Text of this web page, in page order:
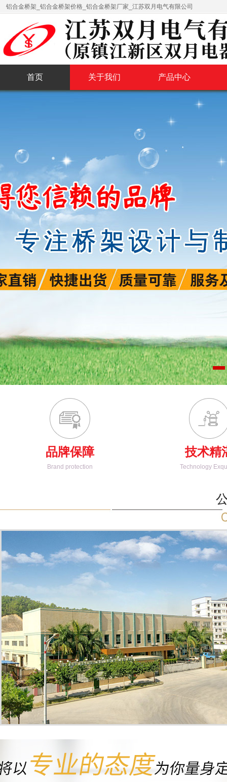
铝合金桥架_铝合金桥架价格_铝合金桥架厂家_江苏双月电气有限公司
首页 关于我们 产品中心
品牌保障
Brand protection
技术精
Technology
厂房设备 厂房设备